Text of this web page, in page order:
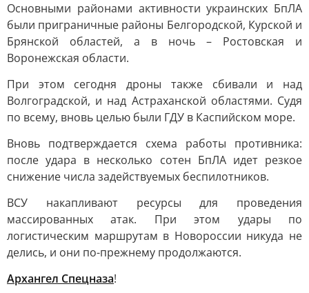
Основными районами активности украинских БпЛА
были приграничные районы Белгородской, Курской и
Брянской областей, а в ночь – Ростовская и
Воронежская области.
При этом сегодня дроны также сбивали и над
Волгоградской, и над Астраханской областями. Судя
по всему, вновь целью были ГДУ в Каспийском море.
Вновь подтверждается схема работы противника:
после удара в несколько сотен БпЛА идет резкое
снижение числа задействуемых беспилотников.
ВСУ накапливают ресурсы для проведения
массированных атак. При этом удары по
логистическим маршрутам в Новороссии никуда не
делись, и они по-прежнему продолжаются.
Архангел Спецназа!